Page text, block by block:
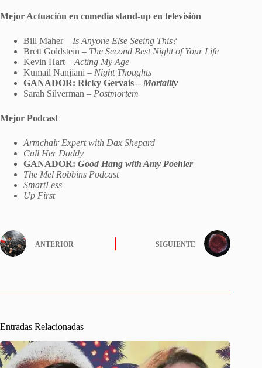
Mejor Actuación en comedia stand-up en televisión
Bill Maher – Is Anyone Else Seeing This?
Brett Goldstein – The Second Best Night of Your Life
Kevin Hart – Acting My Age
Kumail Nanjiani – Night Thoughts
GANADOR: Ricky Gervais – Mortality
Sarah Silverman – Postmortem
Mejor Podcast
Armchair Expert with Dax Shepard
Call Her Daddy
GANADOR: Good Hang with Amy Poehler
The Mel Robbins Podcast
SmartLess
Up First
ANTERIOR SIGUIENTE
Entradas Relacionadas